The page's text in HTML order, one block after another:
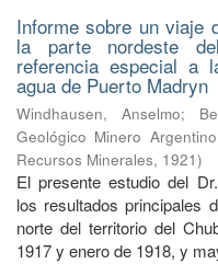
Informe sobre un viaje
la parte nordeste
referencia especial a
agua de Puerto Madryn
Windhausen, Anselmo;
Geológico Minero
Recursos Minerales, 1921)
El presente estudio del
los resultados principales
norte del territorio del
1917 y enero de 1918, y